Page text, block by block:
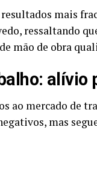
resultados mais
ressaltando
mão de obra
alívio
ao mercado de
mas